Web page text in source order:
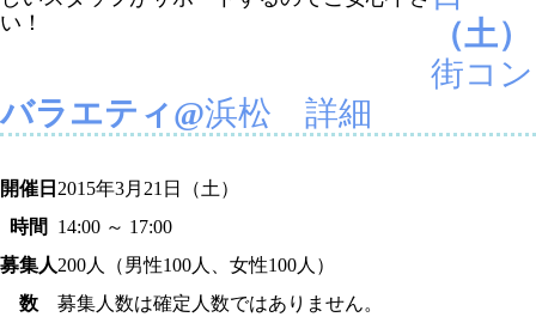
い！
（土）
街コン
バラエティ@浜松 詳細
開催日 2015年3月21日
（土）
時間
14:00 ～ 17:00
募集人
数
200人（男性100人、女性100人）
募集人数は確定人数ではありません。